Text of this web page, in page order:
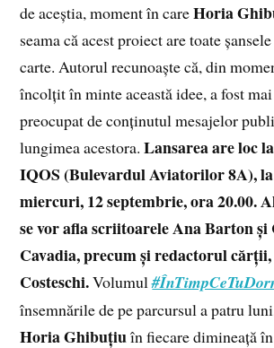
de aceștia, moment în careHoria
seama că acest proiect are toate
carte. Autorul recunoaște că, din
încolțit în minte această idee, a fost
preocupat de conținutul mesajelor
lungimea acestora.Lansarea are loc
IQOS (Bulevardul Aviatorilor 8A),
miercuri, 12 septembrie, ora 20.00.
se vor afla scriitoarele Ana Barton și
Cavadia, precum și redactorul
Costeschi.Volumul
însemnările de pe parcursul a patru
Horia Ghibuțiuîn fiecare dimineață